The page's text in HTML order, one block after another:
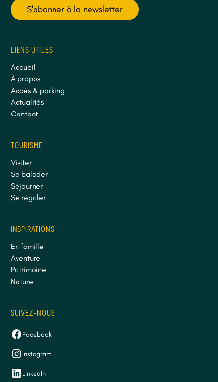
S'abonner à la newsletter
LIENS UTILES
Accueil
À propos
Accès & parking
Actualités
Contact
TOURISME
Visiter
Se balader
Séjourner
Se régaler
INSPIRATIONS
En famille
Aventure
Patrimoine
Nature
SUIVEZ-NOUS
Facebook
Instagram
LinkedIn